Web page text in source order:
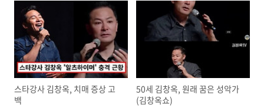
스타강사 김창옥, 치매 증상 고
백
50세 김창옥, 원래 꿈은 성악가
(김창옥쇼)